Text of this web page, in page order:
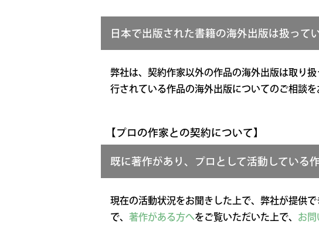
日本で出版された書籍の海外出版は扱って
弊社は、契約作家以外の作品の海外出版は取り
行されている作品の海外出版についてのご相談を
【プロの作家との契約について】
既に著作があり、プロとして活動している
現在の活動状況をお聞きした上で、弊社が提供
で、 著作がある方へをご覧いただいた上で、 お問